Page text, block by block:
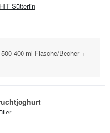
HIT Sütterlin
400 ml Flasche/Becher +